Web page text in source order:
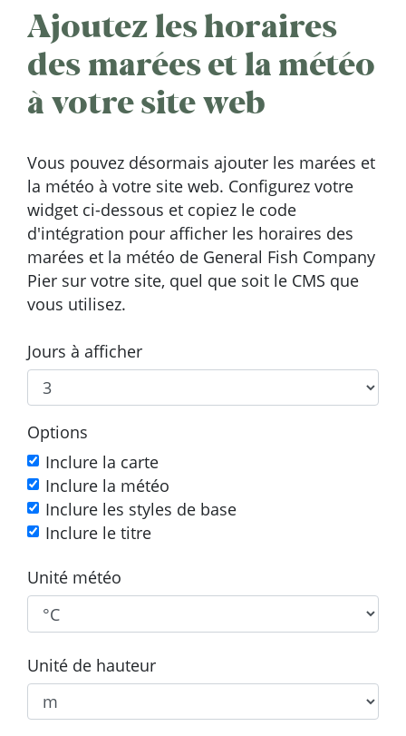
Ajoutez les horaires
des marées et la météo
à votre site web
Vous pouvez désormais ajouter les marées et
la météo à votre site web. Configurez votre
widget ci-dessous et copiez le code
d'intégration pour afficher les horaires des
marées et la météo de General Fish Company
Pier sur votre site, quel que soit le CMS que
vous utilisez.
Jours à afficher
Options
Inclure la carte
Inclure la météo
Inclure les styles de base
Inclure le titre
Unité météo
Unité de hauteur